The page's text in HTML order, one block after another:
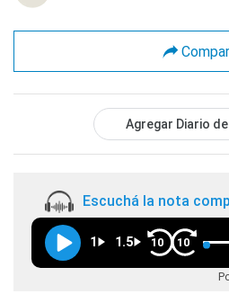
Agregar Diario de
Escuchá la nota
1 1.5 10 10